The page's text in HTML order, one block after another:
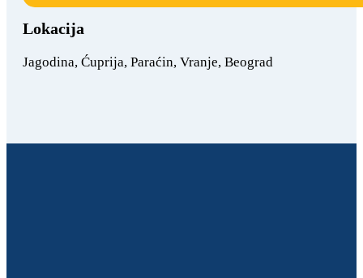
Lokacija
Jagodina, Ćuprija, Paraćin, Vranje, Beograd